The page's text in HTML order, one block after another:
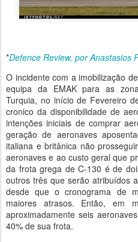
*Defence Review, por Anastasios
O incidente com a imobilização
equipa da EMAK para as
Turquia, no início de Fevereiro
cronico da disponibilidade de
intenções iniciais de comprar
geração de aeronaves
italiana e britânica não
aeronaves e ao custo geral que
da frota grega de C-130 é de
outros três que serão atribuídos
desde que o cronograma de
maiores atrasos. Então, em
aproximadamente seis
40% de sua frota.